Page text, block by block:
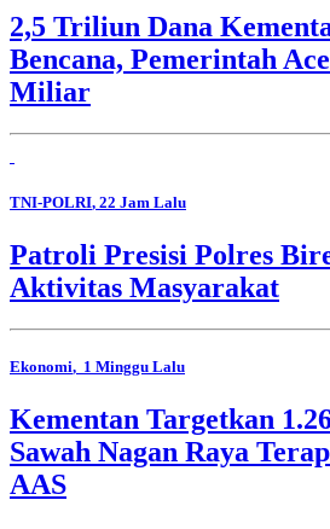
2,5 Triliun Dana
Bencana, Pemerintah
Miliar
TNI-POLRI, 22 Jam Lalu
Patroli Presisi Polres
Aktivitas Masyarakat
Ekonomi, 1 Minggu Lalu
Kementan Targetkan
Sawah Nagan Raya
AAS